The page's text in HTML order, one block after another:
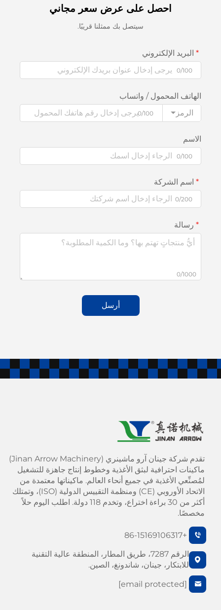
احصل على عرض سعر مجاني
سيتصل بك ممثلنا قريبًا.
البريد الإلكتروني
0/100
الهاتف المحمول / واتساب
الرمز
0/100
الاسم
0/100
اسم الشركة
0/200
رسالة
0/1000
أرسل
تقدم شركة جينان آرو ماشينري (Jinan Arrow Machinery)
ماكينات احترافية لبثق الأغذية وخطوط إنتاج جاهزة للتشغيل
لمُصنِّعي الأغذية في جميع أنحاء العالم. ماكيناتها معتمدة من
الاتحاد الأوروبي (CE) ومنظمة التقييس الدولية (ISO)، وتمتلك
أكثر من 30 براءة اختراع، وتخدم 118 دولة. اطلب اليوم حلاً
مخصصًا.
+86-15169106317
الرقم 7287، طريق المطار، المنطقة عالية التقنية
للابتكار، جينان، شاندونغ، الصين.
[email protected]